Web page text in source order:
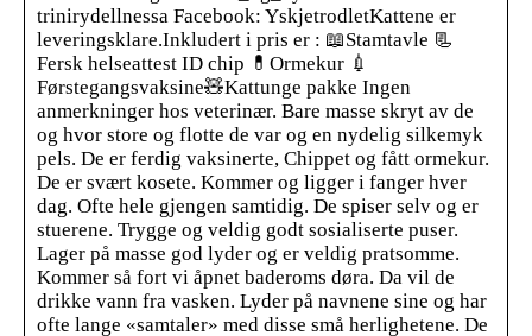
trinirydellnessa Facebook: YskjetrodletKattene er
leveringsklare.Inkludert i pris er : 📖Stamtavle 📃
Fersk helseattest ID chip 💊Ormekur 💉
Førstegangsvaksine🧸Kattunge pakke Ingen
anmerkninger hos veterinær. Bare masse skryt av de
og hvor store og flotte de var og en nydelig silkemyk
pels. De er ferdig vaksinerte, Chippet og fått ormekur.
De er svært kosete. Kommer og ligger i fanger hver
dag. Ofte hele gjengen samtidig. De spiser selv og er
stuerene. Trygge og veldig godt sosialiserte puser.
Lager på masse god lyder og er veldig pratsomme.
Kommer så fort vi åpnet baderoms døra. Da vil de
drikke vann fra vasken. Lyder på navnene sine og har
ofte lange «samtaler» med disse små herlighetene. De